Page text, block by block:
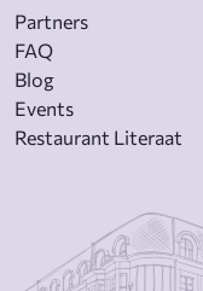
Partners
FAQ
Blog
Events
Restaurant Literaat